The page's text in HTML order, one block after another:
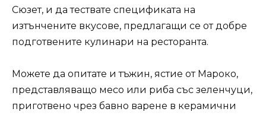
Сюзет, и да тествате спецификата на
изтънчените вкусове, предлагащи се от добре
подготвените кулинари на ресторанта.
Можете да опитате и тъжин, ястие от Мароко,
представляващо месо или риба със зеленчуци,
приготвено чрез бавно варене в керамични